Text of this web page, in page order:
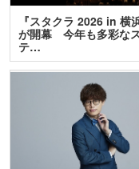
『スタクラ 2026 in 横
が開幕 今年も多彩な
テ…